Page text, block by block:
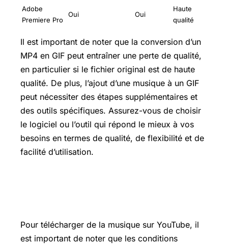
Adobe
Premiere Pro
Oui Oui
Haute
qualité
Il est important de noter que la conversion d’un
MP4 en GIF peut entraîner une perte de qualité,
en particulier si le fichier original est de haute
qualité. De plus, l’ajout d’une musique à un GIF
peut nécessiter des étapes supplémentaires et
des outils spécifiques. Assurez-vous de choisir
le logiciel ou l’outil qui répond le mieux à vos
besoins en termes de qualité, de flexibilité et de
facilité d’utilisation.
Pour télécharger de la musique sur YouTube, il
est important de noter que les conditions